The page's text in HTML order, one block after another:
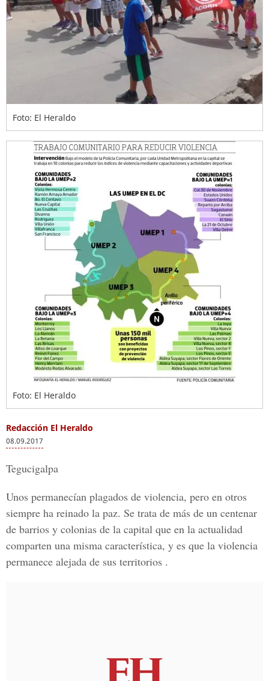
Foto: El Heraldo
Foto: El Heraldo
Redacción El Heraldo
08.09.2017
Tegucigalpa
Unos permanecían plagados de violencia, pero en otros
siempre ha reinado la paz. Se trata de más de un centenar
de barrios y colonias de la capital que en la actualidad
comparten una misma característica, y es que la violencia
permanece alejada de sus territorios .